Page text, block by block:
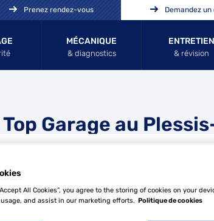
MÉCANIQUE
& diagnostics
ENTRETIEN
& révision
Prenez rendez-vous Demandez un
Top Garage au
All Cookies”, you agree to the storing of cookies on your
and assist in our marketing efforts. Politique de cookies